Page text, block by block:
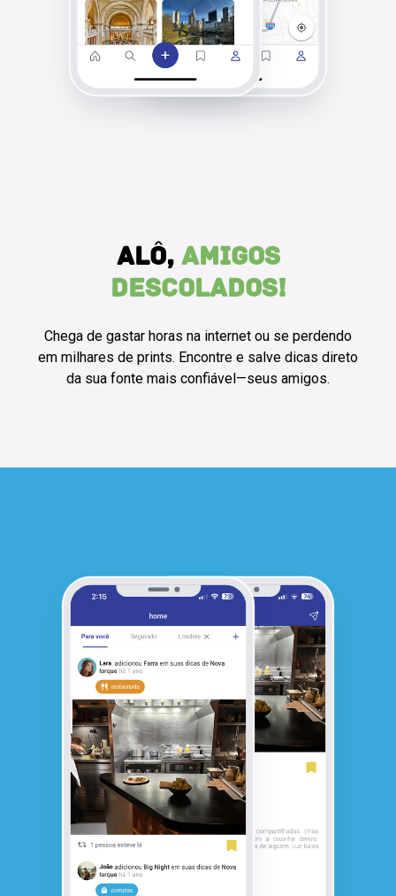
ALÔ, AMIGOS
DESCOLADOS!
Chega de gastar horas na internet ou se perdendo
em milhares de prints. Encontre e salve dicas direto
da sua fonte mais confiável—seus amigos.